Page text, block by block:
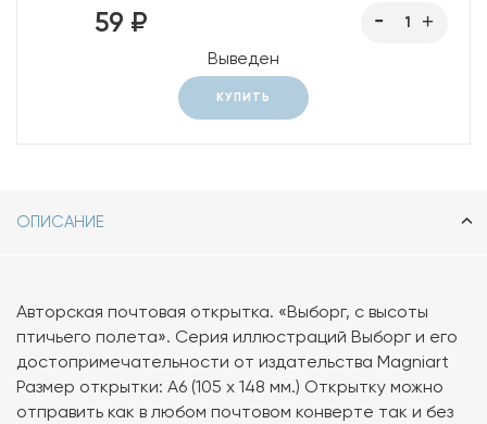
59 ₽
Выведен
КУПИТЬ
ОПИСАНИЕ
Авторская почтовая открытка. «Выборг, с высоты
птичьего полета». Серия иллюстраций Выборг и его
достопримечательности от издательства Magniart
Размер открытки: А6 (105 х 148 мм.) Открытку можно
отправить как в любом почтовом конверте так и без